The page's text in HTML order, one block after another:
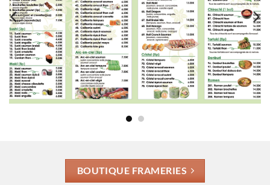
BOUTIQUE FRAMERIES